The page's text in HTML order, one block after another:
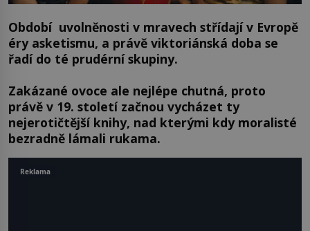
Období uvolněnosti v mravech střídají v Evropě
éry asketismu, a právě viktoriánská doba se
řadí do té prudérní skupiny.
Zakázané ovoce ale nejlépe chutná, proto
právě v 19. století začnou vycházet ty
nejerotičtější knihy, nad kterými kdy moralisté
bezradně lámali rukama.
Reklama